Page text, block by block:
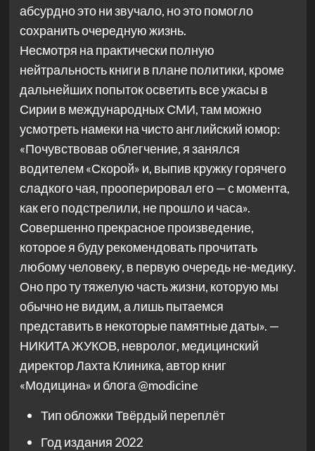
абсурдно это ни звучало, но это помогло
сохранить очередную жизнь.
Несмотря на практически полную
нейтральность книги в плане политики, кроме
дальнейших попыток осветить все ужасы в
Сирии в международных СМИ, там можно
усмотреть намеки на чисто английский юмор:
«Почувствовав облегчение, я занялся
водителем «Скорой» и, выпив кружку горячего
сладкого чая, прооперировал его — с момента,
как его подстрелили, не прошло и часа».
Совершенно прекрасное произведение,
которое я буду рекомендовать прочитать
любому человеку, в первую очередь не-медику.
Оно про ту тяжелую часть жизни, которую мы
обычно не видим, а лишь пытаемся
представить в некоторые памятные даты». —
НИКИТА ЖУКОВ, невролог, медицинский
директор Лахта Клиника, автор книг
«Модицина» и блога @modicine
Тип обложкиТвёрдый переплёт
Год издания 2022